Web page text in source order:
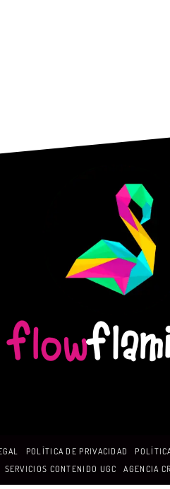
POLÍTICA DE PRIVACIDAD
SERVICIOS CONTENIDO UGC
AGENCIA